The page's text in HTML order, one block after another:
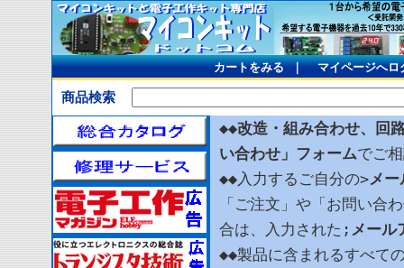
カートをみる｜ マイページへロ
商品検索
◆◆改造・組み合わせ、回
い合わせ」フォームでご
◆◆入力するご自分の>メー
「ご注文」や「お問い合
合は、入力された; メール
◆◆製品に含まれるすべて